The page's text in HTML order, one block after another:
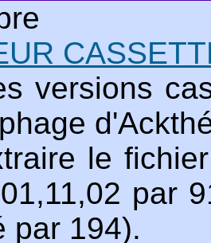
versions
le
par
par 194).